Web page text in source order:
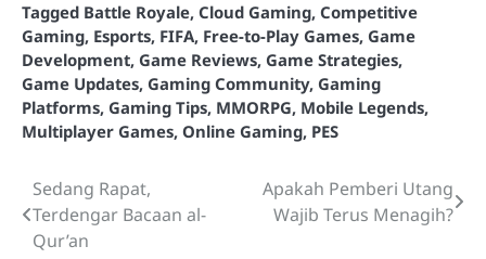
Tagged Battle Royale, Cloud Gaming, Competitive
Gaming, Esports, FIFA, Free-to-Play Games, Game
Development, Game Reviews, Game Strategies,
Game Updates, Gaming Community, Gaming
Platforms, Gaming Tips, MMORPG, Mobile Legends,
Multiplayer Games, Online Gaming, PES
Post
navigation
Sedang Rapat,
Terdengar Bacaan al-
Qur’an
Apakah Pemberi Utang
Wajib Terus Menagih?